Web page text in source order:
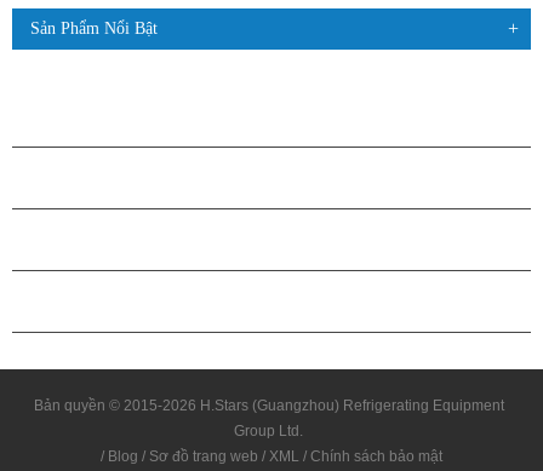
Sản Phẩm Nổi Bật
Bản quyền © 2015-2026 H.Stars (Guangzhou) Refrigerating Equipment
Group Ltd.
/ Blog / Sơ đồ trang web / XML / Chính sách bảo mật